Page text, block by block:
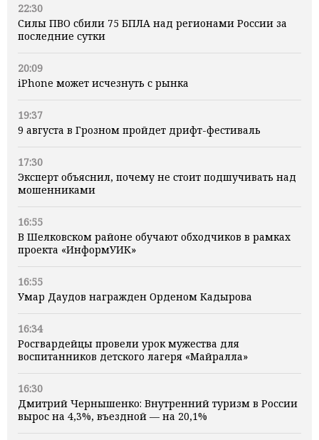
22:30
Силы ПВО сбили 75 БПЛА над регионами России за
последние сутки
20:09
iPhone может исчезнуть с рынка
19:37
9 августа в Грозном пройдет дрифт-фестиваль
17:30
Эксперт объяснил, почему не стоит подшучивать над
мошенниками
16:55
В Шелковском районе обучают обходчиков в рамках
проекта «ИнформУИК»
16:55
Умар Даудов награжден Орденом Кадырова
16:34
Росгвардейцы провели урок мужества для
воспитанников детского лагеря «Майралла»
16:30
Дмитрий Чернышенко: Внутренний туризм в России
вырос на 4,3%, въездной — на 20,1%